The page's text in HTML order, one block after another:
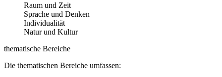
Raum und Zeit
Sprache und Denken
Individualität
Natur und Kultur
thematische Bereiche
Die thematischen Bereiche umfassen: